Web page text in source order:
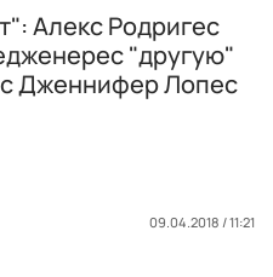
Алекс Родригес
"другую"
Дженнифер Лопес
09.04.2018 / 11:21